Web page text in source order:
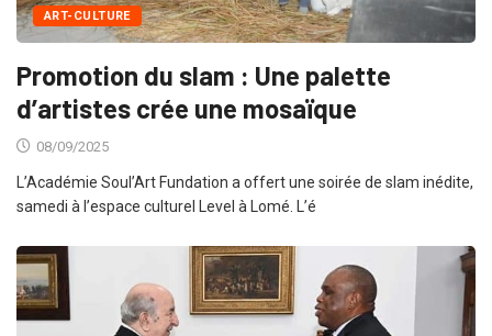
ART-CULTURE
Promotion du slam : Une palette
d’artistes crée une mosaïque
08/09/2025
L’Académie Soul’Art Fundation a offert une soirée de slam inédite,
samedi à l’espace culturel Level à Lomé. L’é